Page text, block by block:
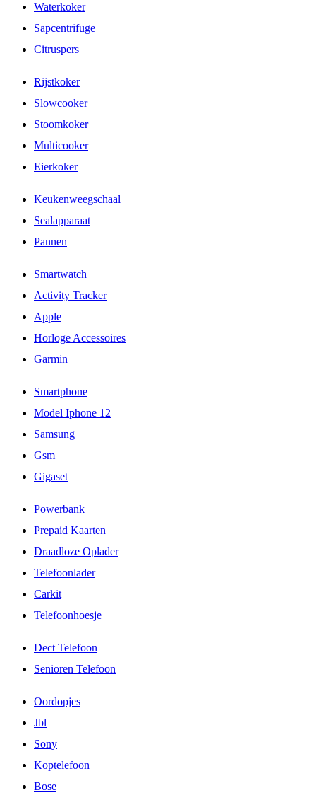
Waterkoker
Sapcentrifuge
Citruspers
Rijstkoker
Slowcooker
Stoomkoker
Multicooker
Eierkoker
Keukenweegschaal
Sealapparaat
Pannen
Smartwatch
Activity Tracker
Apple
Horloge Accessoires
Garmin
Smartphone
Model Iphone 12
Samsung
Gsm
Gigaset
Powerbank
Prepaid Kaarten
Draadloze Oplader
Telefoonlader
Carkit
Telefoonhoesje
Dect Telefoon
Senioren Telefoon
Oordopjes
Jbl
Sony
Koptelefoon
Bose